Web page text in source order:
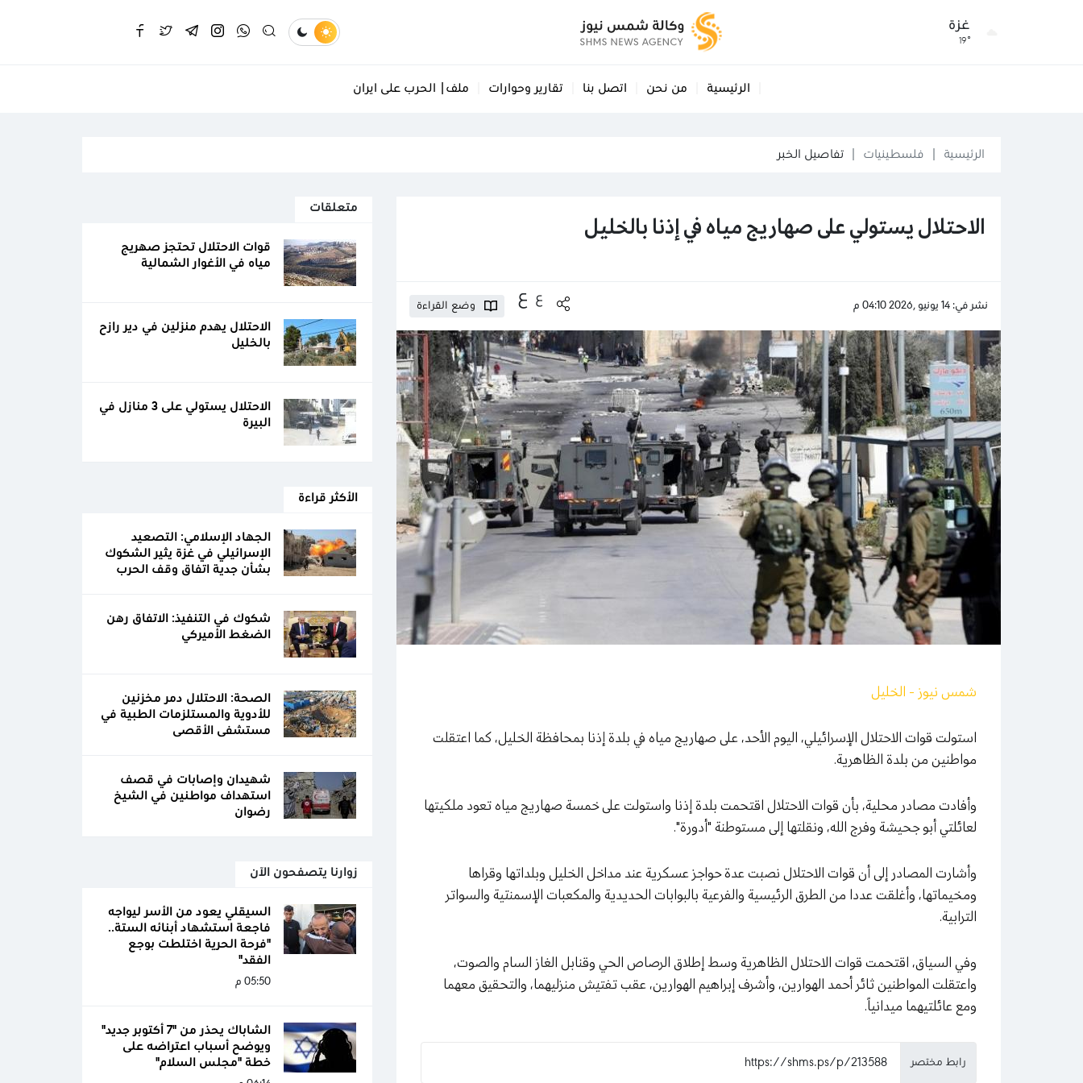
غزة
19°
الرئيسية من نحن اتصل بنا تقارير وحوارات ملف| الحرب على ايران
الرئيسية فلسطينيات تفاصيل الخبر
الاحتلال يستولي على صهاريج مياه في إذنا بالخليل
نشر في: 14 يونيو ,2026 04:10 م
ع ع
وضع القراءة
شمس نيوز - الخليل
استولت قوات الاحتلال الإسرائيلي، اليوم الأحد، على صهاريج مياه في بلدة إذنا بمحافظة الخليل، كما اعتقلت
مواطنين من بلدة الظاهرية.
وأفادت مصادر محلية، بأن قوات الاحتلال اقتحمت بلدة إذنا واستولت على خمسة صهاريج مياه تعود ملكيتها
لعائلتي أبو جحيشة وفرج الله، ونقلتها إلى مستوطنة "أدورة".
وأشارت المصادر إلى أن قوات الاحتلال نصبت عدة حواجز عسكرية عند مداخل الخليل وبلداتها وقراها
ومخيماتها، وأغلقت عددا من الطرق الرئيسية والفرعية بالبوابات الحديدية والمكعبات الإسمنتية والسواتر
الترابية.
وفي السياق، اقتحمت قوات الاحتلال الظاهرية وسط إطلاق الرصاص الحي وقنابل الغاز السام والصوت،
واعتقلت المواطنين ثائر أحمد الهوارين، وأشرف إبراهيم الهوارين، عقب تفتيش منزليهما، والتحقيق معهما
ومع عائلتيهما ميدانياً.
رابط مختصر
متعلقات
قوات الاحتلال تحتجز صهريج
مياه في الأغوار الشمالية
الاحتلال يهدم منزلين في دير رازح
بالخليل
الاحتلال يستولي على 3 منازل في
البيرة
الأكثر قراءة
الجهاد الإسلامي: التصعيد
الإسرائيلي في غزة يثير الشكوك
بشأن جدية اتفاق وقف الحرب
شكوك في التنفيذ: الاتفاق رهن
الضغط الأميركي
الصحة: الاحتلال دمر مخزنين
للأدوية والمستلزمات الطبية في
مستشفى الأقصى
شهيدان وإصابات في قصف
استهداف مواطنين في الشيخ
رضوان
زوارنا يتصفحون الآن
السيقلي يعود من الأسر ليواجه
فاجعة استشهاد أبنائه الستة..
"فرحة الحرية اختلطت بوجع
الفقد"
05:50 م
الشاباك يحذر من "7 أكتوبر جديد"
ويوضح أسباب اعتراضه على
خطة "مجلس السلام"